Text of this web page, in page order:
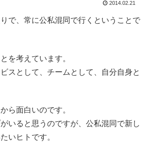
2014.02.21
で、常に公私混同で行くということで
を考えています。
スとして、チームとして、自分自身と
ら面白いのです。
いると思うのですが、公私混同で新し
いヒトです。